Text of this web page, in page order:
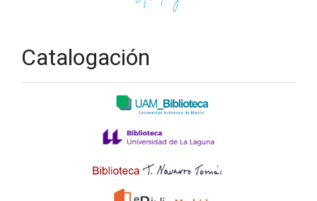
Catalogación